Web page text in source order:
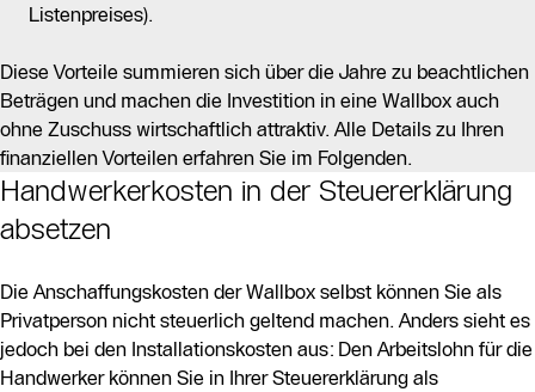
Listenpreises).
Diese Vorteile summieren sich über die Jahre zu beachtlichen
Beträgen und machen die Investition in eine Wallbox auch
ohne Zuschuss wirtschaftlich attraktiv. Alle Details zu Ihren
finanziellen Vorteilen erfahren Sie im Folgenden.
Handwerkerkosten in der Steuererklärung
absetzen
Die Anschaffungskosten der Wallbox selbst können Sie als
Privatperson nicht steuerlich geltend machen. Anders sieht es
jedoch bei den Installationskosten aus: Den Arbeitslohn für die
Handwerker können Sie in Ihrer Steuererklärung als